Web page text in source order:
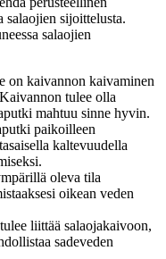
salaojien sijoittelusta.
salaojien
on kaivannon kaivaminen
tulee olla
mahtuu sinne hyvin.
paikoilleen
kaltevuudella
oleva tila
oikean veden
liittää salaojakaivoon,
sadeveden